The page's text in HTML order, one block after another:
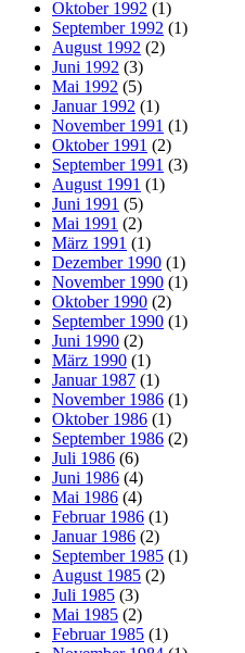
Oktober 1992 (1)
September 1992 (1)
August 1992 (2)
Juni 1992 (3)
Mai 1992 (5)
Januar 1992 (1)
November 1991 (1)
Oktober 1991 (2)
September 1991 (3)
August 1991 (1)
Juni 1991 (5)
Mai 1991 (2)
März 1991 (1)
Dezember 1990 (1)
November 1990 (1)
Oktober 1990 (2)
September 1990 (1)
Juni 1990 (2)
März 1990 (1)
Januar 1987 (1)
November 1986 (1)
Oktober 1986 (1)
September 1986 (2)
Juli 1986 (6)
Juni 1986 (4)
Mai 1986 (4)
Februar 1986 (1)
Januar 1986 (2)
September 1985 (1)
August 1985 (2)
Juli 1985 (3)
Mai 1985 (2)
Februar 1985 (1)